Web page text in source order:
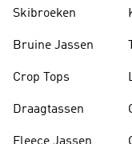
Skibroeken
Bruine Jassen
Crop Tops
Draagtassen